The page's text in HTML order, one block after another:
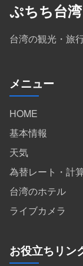
ぷちち台湾
台湾の観光・旅
メニュー
HOME
基本情報
天気
為替レート・計
台湾のホテル
ライブカメラ
お役立ちリン